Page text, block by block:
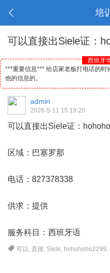
培
可以直接出Siele证：
西班牙
***重要信息*** 给店家老板打电话的时
他的信息的。
admin
2026-5-11 15:19:20
可以直接出Siele证：
区域：巴塞罗那
电话：827378338
供求：提供
服务科目： 西班牙语
可以,直接, Siele, hohohoho2299,